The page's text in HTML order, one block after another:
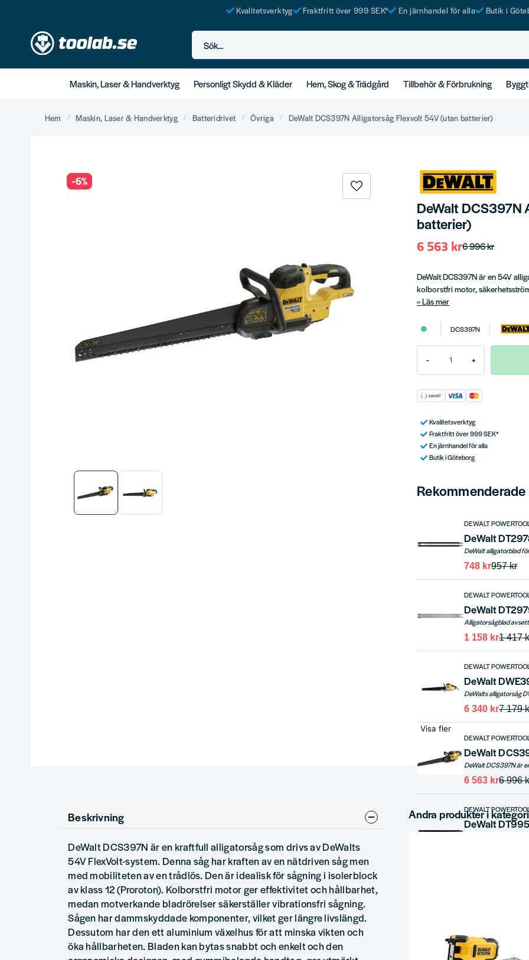
Kvalitetsverktyg Fraktfritt över 999 SEK* En järnhandel för alla Butik i
Sök...
Maskin, Laser & Handverktyg Personligt Skydd & Kläder Hem, Skog & Trädgård Tillbehör & Förbrukning
Hem Maskin, Laser & Handverktyg Batteridrivet Övriga DeWalt DCS397N Alligatorsåg Flexvolt 54V (utan batterier)
-6%
DeWalt DCS397N
batterier)
6 996 kr
6 563 kr
DeWalt DCS397N är en 54V
kolborstfri motor,
Läs mer
DCS397N
- +
Kvalitetsverktyg
Fraktfritt över 999 SEK*
En järnhandel för alla
Butik i Göteborg
DEWALT
957 kr
748 kr
DEWALT
DeWalt
1 417
1 158 kr
DEWALT
DeWalt
7 179
6 340 kr
DEWALT
6 996
6 563 kr
DEWALT
DEWALT
Visa fler
Beskrivning
DeWalt DCS397N är en kraftfull alligatorsåg som drivs av DeWalts
54V FlexVolt-system. Denna såg har kraften av en nätdriven såg men
med mobiliteten av en trådlös. Den är idealisk för sågning i isolerblock
av klass 12 (Proroton). Kolborstfri motor ger effektivitet och hållbarhet,
medan motverkande bladrörelser säkerställer vibrationsfri sågning.
Sågen har dammskyddade komponenter, vilket ger längre livslängd.
Dessutom har den ett aluminium växelhus för att minska vikten och
öka hållbarheten. Bladen kan bytas snabbt och enkelt och den
Andra produkter i